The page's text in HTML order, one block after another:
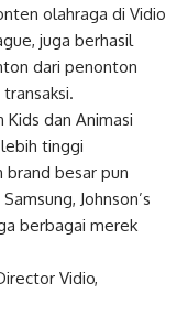
olahraga di Vidio
juga berhasil
dari penonton
dan Animasi
tinggi
brand besar pun
Johnson’s
berbagai merek
Vidio,